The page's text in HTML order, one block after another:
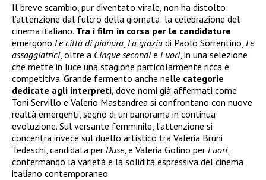
Il breve scambio, pur diventato virale, non ha distolto
l’attenzione dal fulcro della giornata: la celebrazione del
cinema italiano. Tra i film in corsa per le candidature
emergono Le città di pianura La grazia di Paolo Sorrentino, Le
assaggiatrici, oltre a Cinque secondie Fuori, in una selezione
che mette in luce una stagione particolarmente ricca e
competitiva. Grande fermento anche nelle categorie
dedicate agli interpreti , dove nomi già affermati come
Toni Servillo e Valerio Mastandrea si confrontano con nuove
realtà emergenti, segno di un panorama in continua
evoluzione. Sul versante femminile, l’attenzione si
concentra invece sul duello artistico tra Valeria Bruni
Tedeschi, candidata per Duse, e Valeria Golino per Fuori,
confermando la varietà e la solidità espressiva del cinema
italiano contemporaneo.